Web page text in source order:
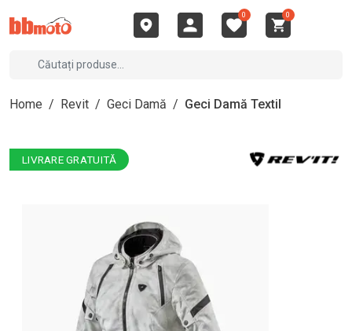
0 0
Home / Revit / Geci Damă / Geci Damă Textil
LIVRARE GRATUITĂ